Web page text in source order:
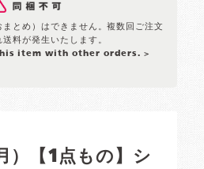
とめ）はできません。複数回ご注文
料が発生いたします。
item with other orders. >
）【1点もの】シ